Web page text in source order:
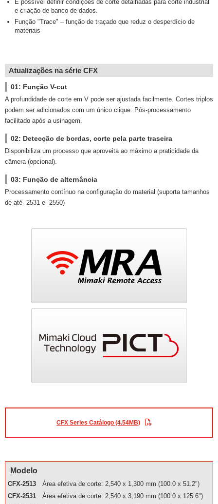
É possível definir condições de corte detalhadas para corte industrial
e criação de banco de dados.
Função "Trace" – função de traçado que reduz o desperdício de
materiais
Atualizações na série CFX
01: Função V-cut
A profundidade de corte em V pode ser ajustada facilmente. Cortes triplos
podem ser adicionados com um único clique. Pós-processamento
facilitado após a usinagem.
02: Detecção de bordas, corte pela parte traseira
Disponibiliza um processo que aproveita ao máximo a praticidade da
câmera (opcional).
03: Função de alternância
Processamento contínuo na configuração do material (suporta tamanhos
de até -2531 e -2550)
CFX Series Catálogo (4.54MB)
Modelo
CFX-2513
Área efetiva de corte: 2,540 x 1,300 mm (100.0 x 51.2")
CFX-2531
Área efetiva de corte: 2,540 x 3,190 mm (100.0 x 125.6")